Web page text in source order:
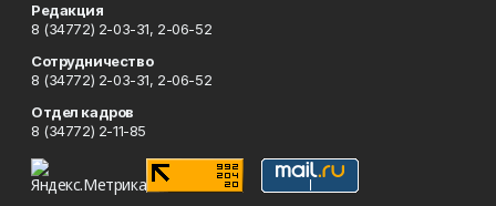
Редакция
8 (34772) 2-03-31, 2-06-52
Сотрудничество
8 (34772) 2-03-31, 2-06-52
Отдел кадров
8 (34772) 2-11-85